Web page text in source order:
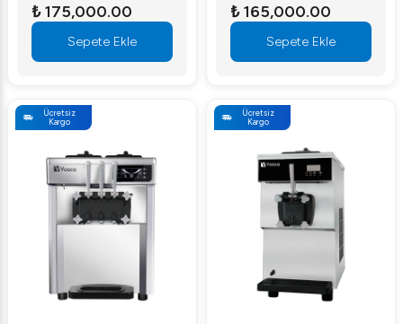
₺ 175,000.00
Sepete Ekle
₺ 165,000.00
Sepete Ekle
Ücretsiz
Kargo
Ücretsiz
Kargo